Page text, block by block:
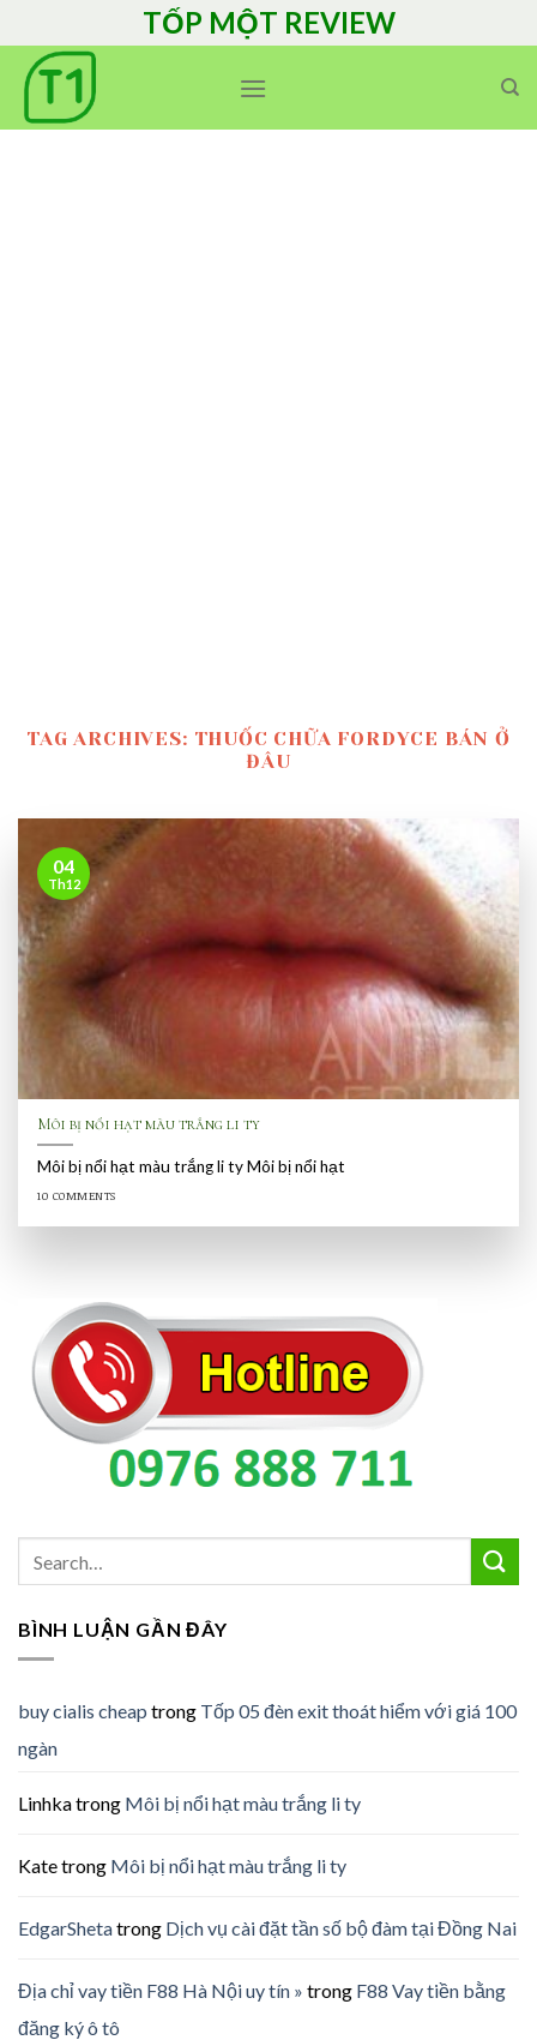
to
content
TỐP MỘT REVIEW
TAG ARCHIVES: THUỐC CHỮA FORDYCE BÁN Ở
ĐÂU
Môi bị nổi hạt màu trắng li ty
Môi bị nổi hạt màu trắng li ty Môi bị nổi hạt
10 COMMENTS
04
Th12
BÌNH LUẬN GẦN ĐÂY
buy cialis cheap trong Tốp 05 đèn exit thoát hiểm với giá 100
ngàn
Linhkatrong Môi bị nổi hạt màu trắng li ty
Katetrong Môi bị nổi hạt màu trắng li ty
EdgarShetatrong Dịch vụ cài đặt tần số bộ đàm tại Đồng Nai
Địa chỉ vay tiền F88 Hà Nội uy tín » trong F88 Vay tiền bằng
đăng ký ô tô